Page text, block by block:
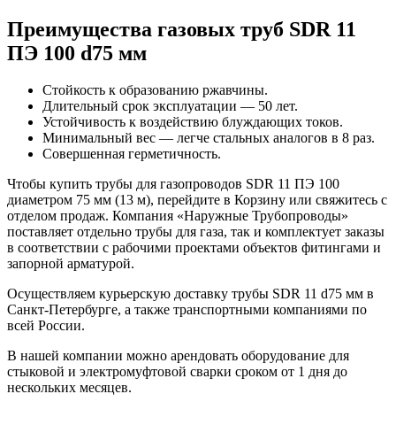
Преимущества газовых труб SDR 11
ПЭ 100 d75 мм
Стойкость к образованию ржавчины.
Длительный срок эксплуатации — 50 лет.
Устойчивость к воздействию блуждающих токов.
Минимальный вес — легче стальных аналогов в 8 раз.
Совершенная герметичность.
Чтобы купить трубы для газопроводов SDR 11 ПЭ 100
диаметром 75 мм (13 м), перейдите в Корзину или свяжитесь с
отделом продаж. Компания «Наружные Трубопроводы»
поставляет отдельно трубы для газа, так и комплектует заказы
в соответствии с рабочими проектами объектов фитингами и
запорной арматурой.
Осуществляем курьерскую доставку трубы SDR 11 d75 мм в
Санкт-Петербурге, а также транспортными компаниями по
всей России.
В нашей компании можно арендовать оборудование для
стыковой и электромуфтовой сварки сроком от 1 дня до
нескольких месяцев.